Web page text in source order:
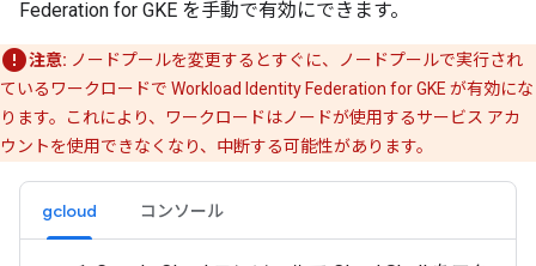
Federation for GKE を手動で有効にできます。
注意: ノードプールを変更するとすぐに、ノードプールで実行され
ているワークロードで Workload Identity Federation for GKE が有効にな
ります。これにより、ワークロードはノードが使用するサービス アカ
ウントを使用できなくなり、中断する可能性があります。
gcloud コンソール